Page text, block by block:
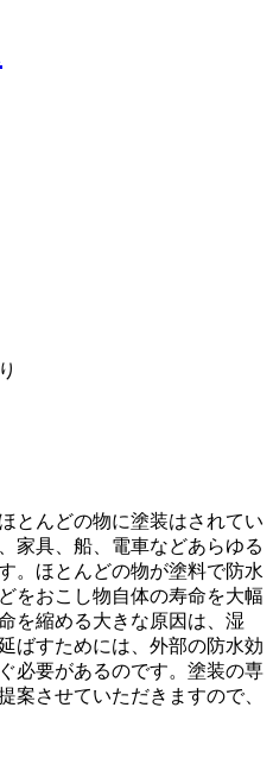
とんどの物に塗装はされてい
家具、船、電車などあらゆる
。ほとんどの物が塗料で防水
をおこし物自体の寿命を大幅
を縮める大きな原因は、湿
ばすためには、外部の防水効
必要があるのです。塗装の専
案させていただきますので、